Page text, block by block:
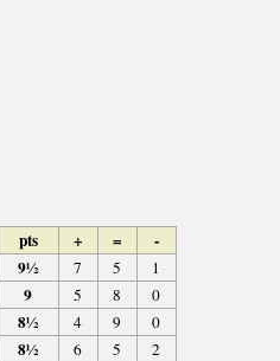
pts + = -
9½ 7 5
1
9 5 8
0
8½ 4 9
0
8½ 6 5
2